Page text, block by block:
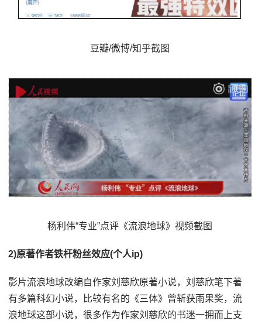
豆瓣/微博/知乎截图
杨利伟“专业”点评《流浪地球》视频截图
2)原著作者铁杆粉丝效应(个人ip)
影片流浪地球改编自作家刘慈欣原著小说，刘慈欣笔下著
有多篇科幻小说，比较有名的《三体》曾斩获雨果奖，流
浪地球这部小说，很多作为作家刘慈欣的书迷一拥而上支